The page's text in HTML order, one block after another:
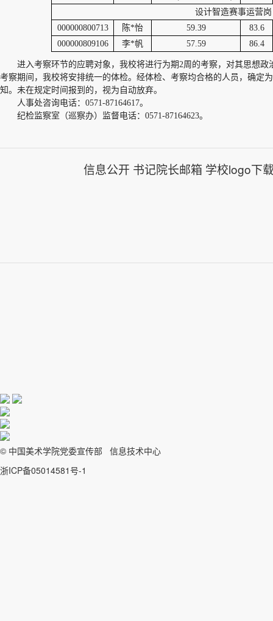
设计智造赛事运营岗
000000800713
陈*怡 59.39
83.6
000000809106
李*帆 57.59 86.4
进入考察环节的应聘对象，我校将进行为期2周的考察，对其思想
考察期间，我校将安排统一的体检。经体检、考察均合格的人员，确定
知。未在规定时间报到的，视为自动放弃。
人事处咨询电话：0571-87164617。
纪检监察室（巡察办）监督电话：0571-87164623。
信息公开 书记院长邮箱 学校logo下
© 中国美术学院党委宣传部 信息技术中心
浙ICP备05014581号-1